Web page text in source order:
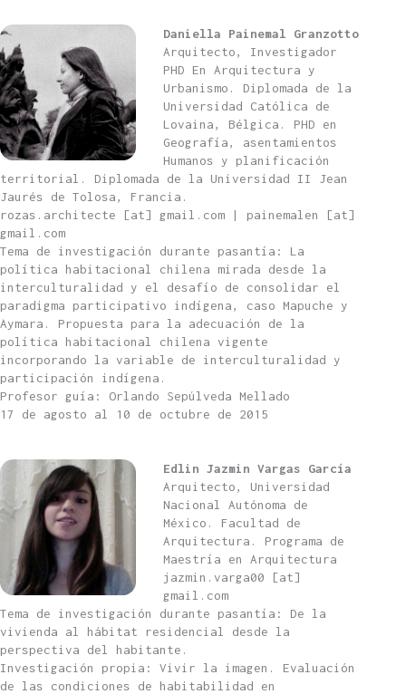
Daniella Painemal Granzotto
Arquitecto, Investigador
PHD En Arquitectura y
Urbanismo. Diplomada de la
Universidad Católica de
Lovaina, Bélgica. PHD en
Geografía, asentamientos
Humanos y planificación
territorial. Diplomada de la Universidad II Jean
Jaurés de Tolosa, Francia.
rozas.architecte [at] gmail.com | painemalen [at]
gmail.com
Tema de investigación durante pasantía: La
política habitacional chilena mirada desde la
interculturalidad y el desafío de consolidar el
paradigma participativo indígena, caso Mapuche y
Aymara. Propuesta para la adecuación de la
política habitacional chilena vigente
incorporando la variable de interculturalidad y
participación indígena.
Profesor guía: Orlando Sepúlveda Mellado
17 de agosto al 10 de octubre de 2015
Edlin Jazmin Vargas García
Arquitecto, Universidad
Nacional Autónoma de
México. Facultad de
Arquitectura. Programa de
Maestría en Arquitectura
jazmin.varga00 [at]
gmail.com
Tema de investigación durante pasantía: De la
vivienda al hábitat residencial desde la
perspectiva del habitante.
Investigación propia: Vivir la imagen. Evaluación
de las condiciones de habitabilidad en